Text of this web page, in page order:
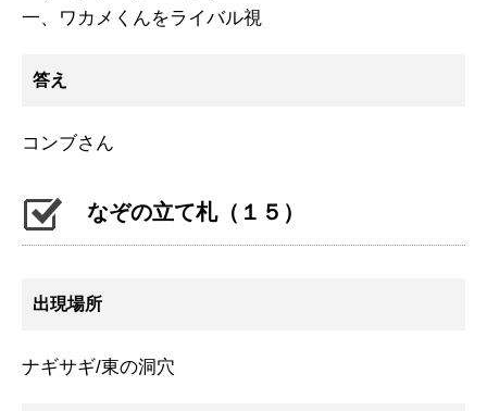
一、ワカメくんをライバル視
答え
コンブさん
なぞの立て札（１５）
出現場所
ナギサギ/東の洞穴